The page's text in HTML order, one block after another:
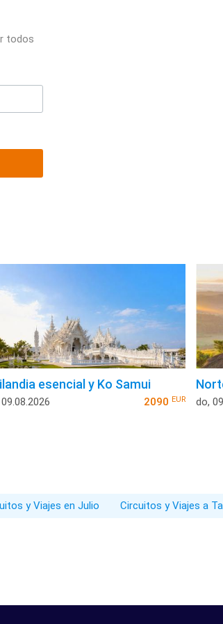
todos
esencial y Ko Samui
2090EUR do,
y Viajes en Julio
Circuitos y Viajes a